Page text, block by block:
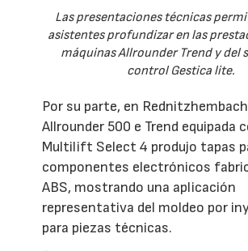
Las presentaciones técnicas
asistentes profundizar en las
máquinas Allrounder Trend y del
control Gestica lite.
Por su parte, en
Allrounder 500 e Trend equipada
Multilift Select 4 produjo tapas
componentes electrónicos
ABS, mostrando una aplicación
representativa del moldeo por
para piezas técnicas.